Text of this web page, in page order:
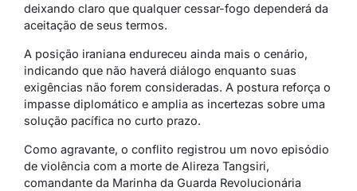
deixando claro que qualquer cessar-fogo dependerá da
aceitação de seus termos.
A posição iraniana endureceu ainda mais o cenário,
indicando que não haverá diálogo enquanto suas
exigências não forem consideradas. A postura reforça o
impasse diplomático e amplia as incertezas sobre uma
solução pacífica no curto prazo.
Como agravante, o conflito registrou um novo episódio
de violência com a morte de Alireza Tangsiri,
comandante da Marinha da Guarda Revolucionária